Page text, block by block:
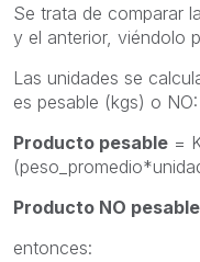
Se trata de comparar
y el anterior, viéndolo
Las unidades se
es pesable (kgs) o NO:
Producto pesable =
Producto NO pesable
entonces: